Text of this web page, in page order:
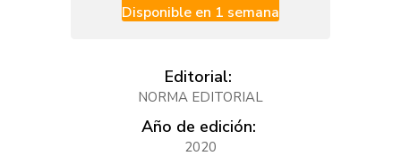
Disponible en 1 semana
Editorial:
NORMA EDITORIAL
Año de edición:
2020